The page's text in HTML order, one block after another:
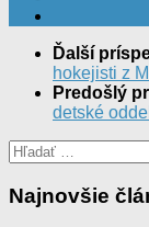
Ďalší
hokejisti z
Predošlý
detské
Hľadať:
Najnovšie